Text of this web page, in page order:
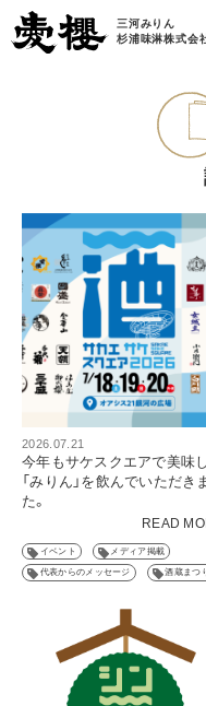
三河みりん
杉浦味淋株式会
2026.07.21
今年もサケスクエアで美味
「みりん」を飲んでいただき
た。
READ
イベント メディア掲載
代表からのメッセージ 酒蔵まつ